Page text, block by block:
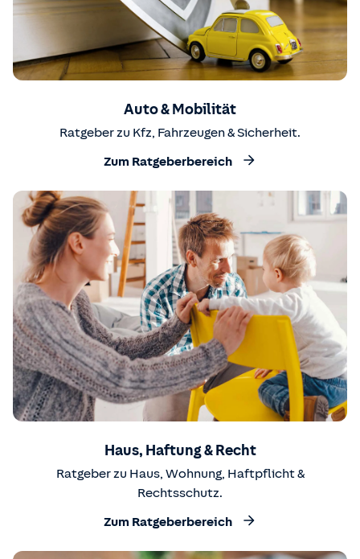
Auto & Mobilität
Ratgeber zu Kfz, Fahrzeugen & Sicherheit.
Zum Ratgeberbereich
Haus, Haftung & Recht
Ratgeber zu Haus, Wohnung, Haftpflicht &
Rechtsschutz.
Zum Ratgeberbereich